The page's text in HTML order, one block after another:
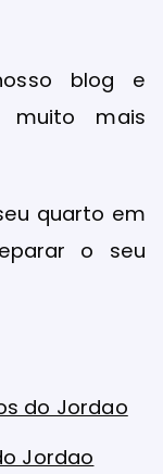
blog e
muito mais
quarto em
o seu
do Jordao
Jordao